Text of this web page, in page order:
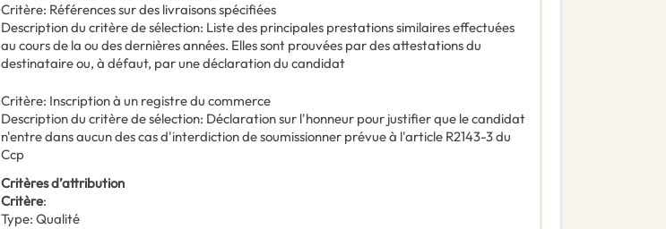
Critère: Références sur des livraisons spécifiées
Description du critère de sélection: Liste des principales prestations similaires effectuées
au cours de la ou des dernières années. Elles sont prouvées par des attestations du
destinataire ou, à défaut, par une déclaration du candidat
Critère: Inscription à un registre du commerce
Description du critère de sélection: Déclaration sur l'honneur pour justifier que le candidat
n'entre dans aucun des cas d'interdiction de soumissionner prévue à l'article R2143-3 du
Ccp
Critères d’attribution
Critère:
Type: Qualité